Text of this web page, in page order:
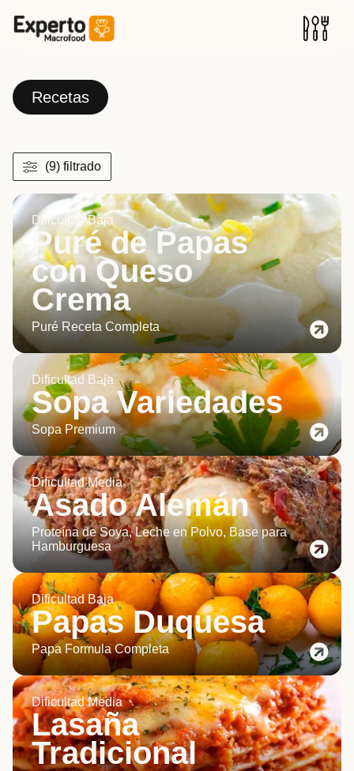
Recetas
(9) filtrado
Dificultad Baja
Puré de Papas
con Queso
Crema
Puré Receta Completa
Dificultad Baja
Sopa Variedades
Sopa Premium
Dificultad Media
Asado Alemán
Proteína de Soya, Leche en Polvo, Base para
Hamburguesa
Dificultad Baja
Papas Duquesa
Papa Formula Completa
Dificultad Media
Lasaña
Tradicional